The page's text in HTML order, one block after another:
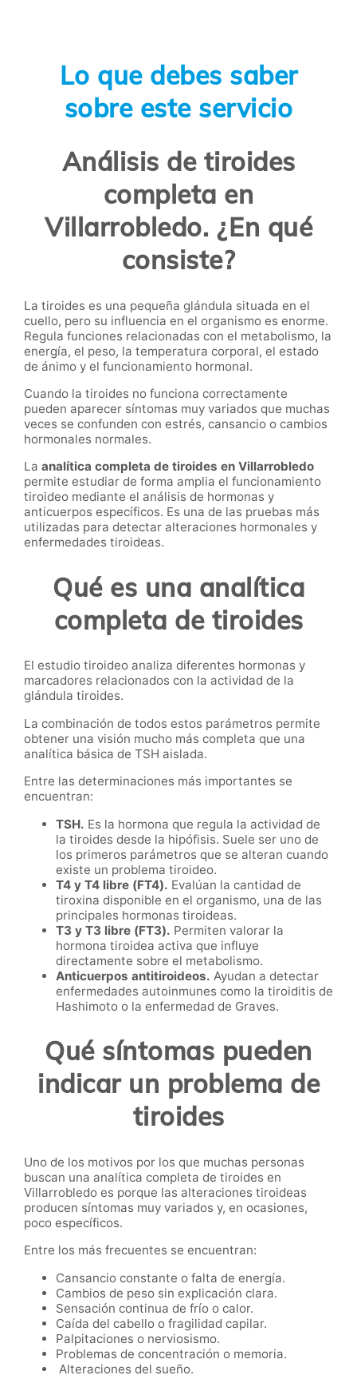
Lo que debes saber
sobre este servicio
Análisis de tiroides
completa en
Villarrobledo. ¿En qué
consiste?
La tiroides es una pequeña glándula situada en el
cuello, pero su influencia en el organismo es enorme.
Regula funciones relacionadas con el metabolismo, la
energía, el peso, la temperatura corporal, el estado
de ánimo y el funcionamiento hormonal.
Cuando la tiroides no funciona correctamente
pueden aparecer síntomas muy variados que muchas
veces se confunden con estrés, cansancio o cambios
hormonales normales.
La analítica completa de tiroides en Villarrobledo
permite estudiar de forma amplia el funcionamiento
tiroideo mediante el análisis de hormonas y
anticuerpos específicos. Es una de las pruebas más
utilizadas para detectar alteraciones hormonales y
enfermedades tiroideas.
Qué es una analítica
completa de tiroides
El estudio tiroideo analiza diferentes hormonas y
marcadores relacionados con la actividad de la
glándula tiroides.
La combinación de todos estos parámetros permite
obtener una visión mucho más completa que una
analítica básica de TSH aislada.
Entre las determinaciones más importantes se
encuentran:
TSH. Es la hormona que regula la actividad de
la tiroides desde la hipófisis. Suele ser uno de
los primeros parámetros que se alteran cuando
existe un problema tiroideo.
T4 y T4 libre (FT4). Evalúan la cantidad de
tiroxina disponible en el organismo, una de las
principales hormonas tiroideas.
T3 y T3 libre (FT3). Permiten valorar la
hormona tiroidea activa que influye
directamente sobre el metabolismo.
Anticuerpos antitiroideos. Ayudan a detectar
enfermedades autoinmunes como la tiroiditis de
Hashimoto o la enfermedad de Graves.
Qué síntomas pueden
indicar un problema de
tiroides
Uno de los motivos por los que muchas personas
buscan una analítica completa de tiroides en
Villarrobledo es porque las alteraciones tiroideas
producen síntomas muy variados y, en ocasiones,
poco específicos.
Entre los más frecuentes se encuentran:
Cansancio constante o falta de energía.
Cambios de peso sin explicación clara.
Sensación continua de frío o calor.
Caída del cabello o fragilidad capilar.
Palpitaciones o nerviosismo.
Problemas de concentración o memoria.
Alteraciones del sueño.